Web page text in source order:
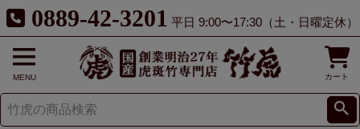
0889-42-3201 平日 9:00〜17:30（土・日曜定休）
MENU カート